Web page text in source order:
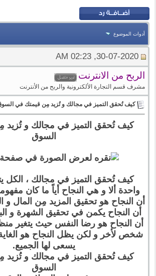
أدوات الموضوع
30-07-2020, 02:23 AM
الربح من الانترنت
مشرف قسم التجارة الألكترونية والربح من الأنترنت
كيف تُحقق التميز في مجالك و تُزيد مِن قيمتك في
كيف تُحقق التميز في مجالك و تُزيد
السوق
كيف تُحقق التميز في مجالك ، الكل
واحدة ألا و هي النجاح أياً ما كان
أن النجاح هو تحقيق المزيد مِن المال و
أن النجاح يكمن في تحقيق الشهرة و
أن النجاح هو رضا النفس حيث يتغير
شخص لأخر و لكن يظل النجاح هو
يسعى لها الجميع.
كيف تُحقق التميز في مجالك و تُزيد
السوق